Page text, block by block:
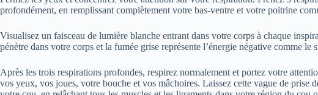
profondément, en remplissant complètement votre bas-ventre et votre poitrine
Visualisez un faisceau de lumière blanche entrant dans votre corps à chaque
pénètre dans votre corps et la fumée grise représente l’énergie négative comme le
Après les trois respirations profondes, respirez normalement et portez votre
vos yeux, vos joues, votre bouche et vos mâchoires. Laissez cette vague de prise